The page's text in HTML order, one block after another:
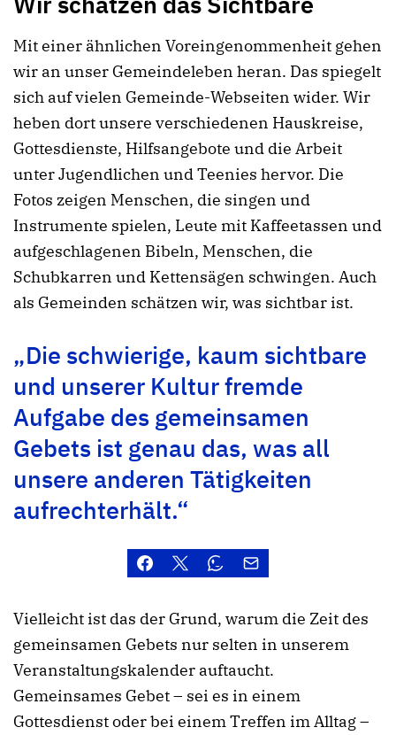
Mit einer ähnlichen Voreingenommenheit gehen
wir an unser Gemeindeleben heran. Das spiegelt
sich auf vielen Gemeinde-Webseiten wider. Wir
heben dort unsere verschiedenen Hauskreise,
Gottesdienste, Hilfsangebote und die Arbeit
unter Jugendlichen und Teenies hervor. Die
Fotos zeigen Menschen, die singen und
Instrumente spielen, Leute mit Kaffeetassen und
aufgeschlagenen Bibeln, Menschen, die
Schubkarren und Kettensägen schwingen. Auch
als Gemeinden schätzen wir, was sichtbar ist.
„Die schwierige, kaum sichtbare
und unserer Kultur fremde
Aufgabe des gemeinsamen
Gebets ist genau das, was all
unsere anderen Tätigkeiten
aufrechterhält.“
Vielleicht ist das der Grund, warum die Zeit des
gemeinsamen Gebets nur selten in unserem
Veranstaltungskalender auftaucht.
Gemeinsames Gebet – sei es in einem
Gottesdienst oder bei einem Treffen im Alltag –